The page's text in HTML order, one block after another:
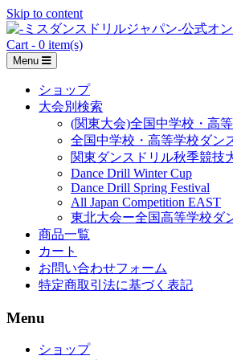
Skip to content
Cart - 0 item(s)
Menu
ショップ
大会別検索
(関東大会)全国中学校・高
全国中学校・高等学校ダン
関東ダンスドリル秋季競技
Dance Drill Winter Cup
Dance Drill Spring Festival
All Japan Competition EAST
東北大会ー全国高等学校ダ
商品一覧
カート
お問い合わせフォーム
特定商取引法に基づく表記
Menu
ショップ